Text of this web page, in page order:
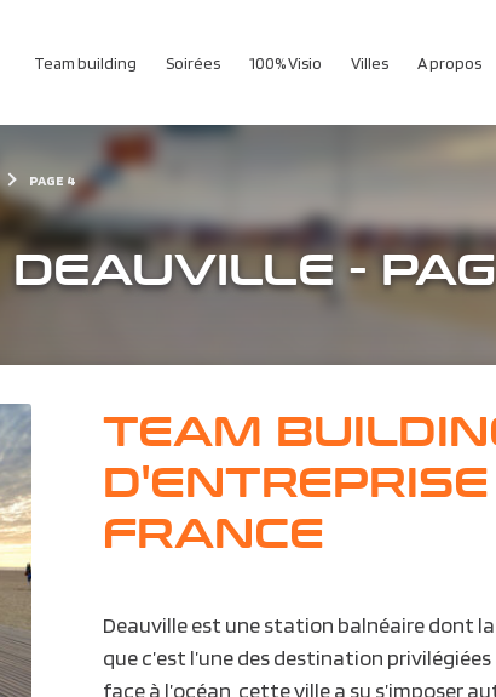
Team building Soirées 100% Visio Villes A propos
PAGE 4
DEAUVILLE -
TEAM
FRANCE
Deauville est une station balnéaire dont la
que c’est l’une des destination
face à l’océan, cette ville a su s’imposer